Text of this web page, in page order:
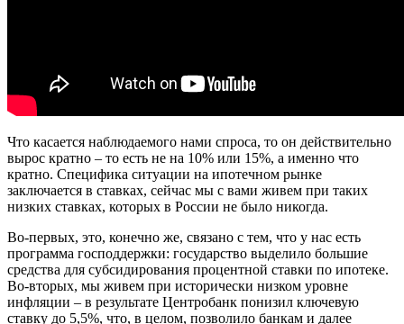
Что касается наблюдаемого нами спроса, то он действительно
вырос кратно – то есть не на 10% или 15%, а именно что
кратно. Специфика ситуации на ипотечном рынке
заключается в ставках, сейчас мы с вами живем при таких
низких ставках, которых в России не было никогда.
Во-первых, это, конечно же, связано с тем, что у нас есть
программа господдержки: государство выделило большие
средства для субсидирования процентной ставки по ипотеке.
Во-вторых, мы живем при исторически низком уровне
инфляции – в результате Центробанк понизил ключевую
ставку до 5,5%, что, в целом, позволило банкам и далее